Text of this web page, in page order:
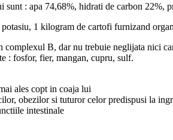
: apa 74,68%, hidrati de carbon 22%,
1 kilogram de cartofi furnizand
complexul B, dar nu trebuie neglijata nici
: fosfor, fier, mangan, cupru, sulf.
ales copt in coaja lui
obezilor si tuturor celor predispusi la
intestinale